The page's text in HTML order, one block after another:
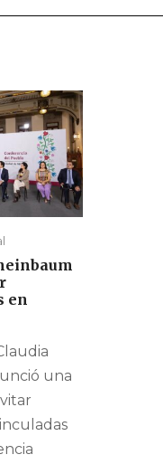
en
una